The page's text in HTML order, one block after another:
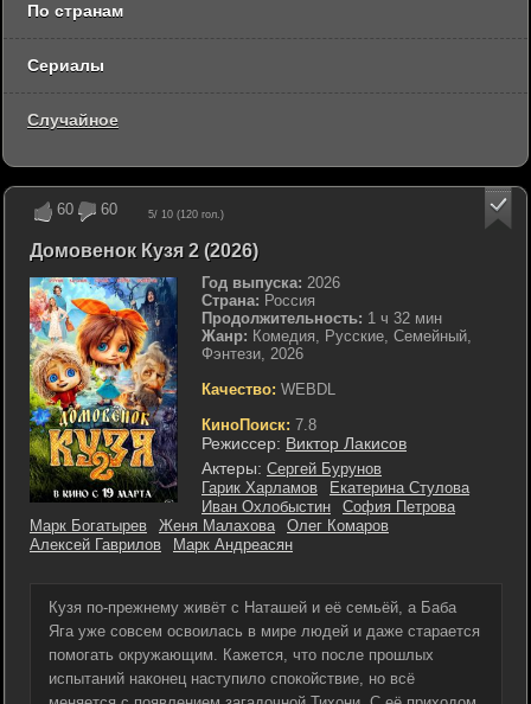
60 60 5/ 10 (120 гол.)
Домовенок Кузя 2 (2026)
Год выпуска: 2026
Страна: Россия
Продолжительность: 1 ч 32 мин
Жанр: Комедия, Русские, Семейный,
Фэнтези, 2026
Качество: WEBDL
КиноПоиск: 7.8
Режиссер: Виктор Лакисов
Актеры: Сергей Бурунов
Гарик Харламов
Екатерина Стулова
Иван Охлобыстин
София Петрова
Марк Богатырев
Женя Малахова
Олег Комаров
Алексей Гаврилов
Марк Андреасян
Кузя по-прежнему живёт с Наташей и её семьёй, а Баба
Яга уже совсем освоилась в мире людей и даже старается
помогать окружающим. Кажется, что после прошлых
испытаний наконец наступило спокойствие, но всё
По странам
Сериалы
Случайное